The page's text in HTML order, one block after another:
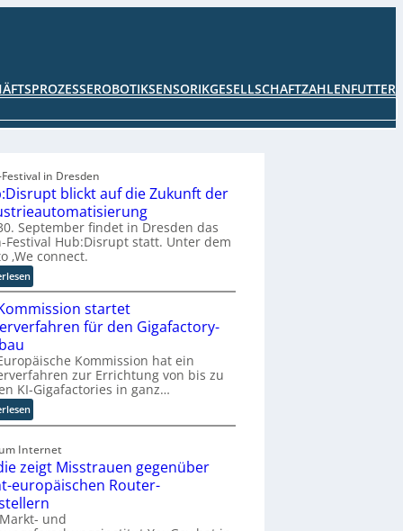
ROBOTIKSENSORIKGESELLSCHAFTZAHLENFUTTER
in Dresden
blickt auf die Zukunft der
September findet in Dresden das
Festival Hub:Disrupt statt. Unter dem
‚We connect.
:
H
u
b
D
i
s
r
u
t
b
l
i
c
startet
für den Gigafactory-
Kommission hat ein
zur Errichtung von bis zu
KI-Gigafactories in ganz…
:
E
-
K
o
m
m
Internet
zeigt Misstrauen gegenüber
europäischen Router-
und